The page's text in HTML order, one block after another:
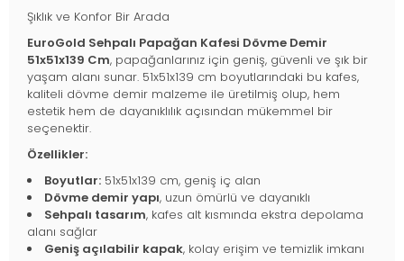
Şıklık ve Konfor Bir Arada
EuroGold Sehpalı Papağan Kafesi Dövme Demir
51x51x139 Cm, papağanlarınız için geniş, güvenli ve şık bir
yaşam alanı sunar. 51x51x139 cm boyutlarındaki bu kafes,
kaliteli dövme demir malzeme ile üretilmiş olup, hem
estetik hem de dayanıklılık açısından mükemmel bir
seçenektir.
Özellikler:
Boyutlar: 51x51x139 cm, geniş iç alan
Dövme demir yapı, uzun ömürlü ve dayanıklı
Sehpalı tasarım, kafes alt kısmında ekstra depolama
alanı sağlar
Geniş açılabilir kapak, kolay erişim ve temizlik imkanı